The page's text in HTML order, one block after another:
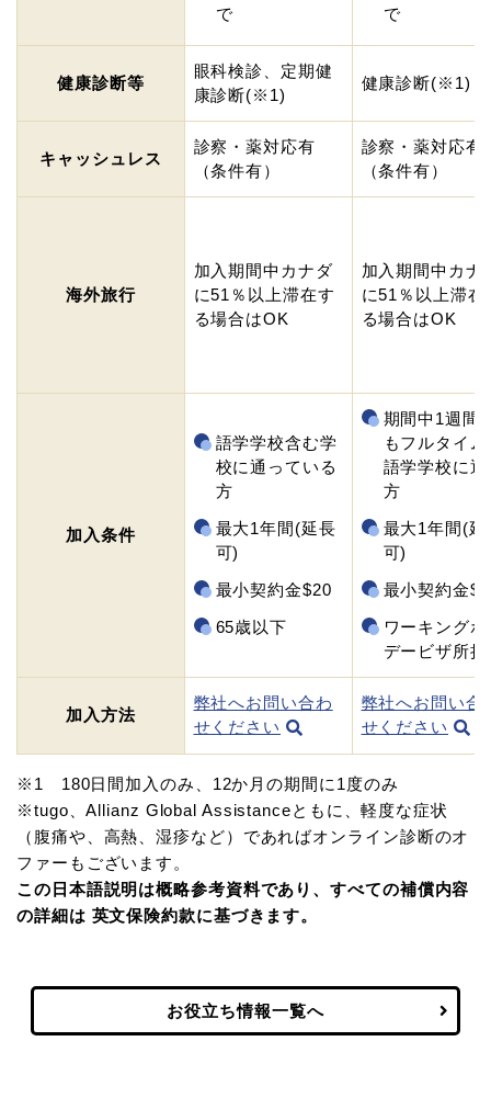
で で
健康診断等
眼科検診、定期健
康診断(※1)
健康診断(※1)
キャッシュレス
診察・薬対応有
（条件有）
診察・薬対応有
（条件有）
海外旅行
加入期間中カナダ
に51％以上滞在す
る場合はOK
加入期間中カナ
に51％以上滞在
る場合はOK
加入条件
語学学校含む学
校に通っている
方
最大1年間(延長
可)
最小契約金$20
65歳以下
期間中1週間
もフルタイ
語学学校に通
方
最大1年間(延
可)
最小契約金
ワーキング
デービザ所持
加入方法
弊社へお問い合わ
せください
弊社へお問い合
せください
※1 180日間加入のみ、12か月の期間に1度のみ
※tugo、Allianz Global Assistanceともに、軽度な症状
（腹痛や、高熱、湿疹など）であればオンライン診断のオ
ファーもございます。
この日本語説明は概略参考資料であり、すべての補償内容
の詳細は 英文保険約款に基づきます。
お役立ち情報一覧へ